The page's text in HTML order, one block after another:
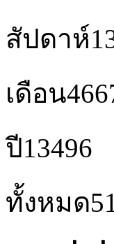
สัปดาห์
เดือน
ปี13496
ทั้งหมด